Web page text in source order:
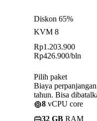
Diskon 65%
KVM 8
Rp1.203.900
Rp426.900/bln
Pilih paket
Biaya
tahun. Bisa
8 vCPU core
32 GB RAM